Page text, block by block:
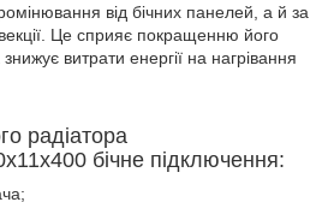
від бічних панелей, а й за
Це сприяє покращенню його
знижує витрати енергії на нагрівання
радіатора
бічне підключення: